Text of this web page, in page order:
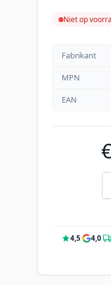
Niet op
Fabrikant
MPN
EAN
4,5· 4,0·